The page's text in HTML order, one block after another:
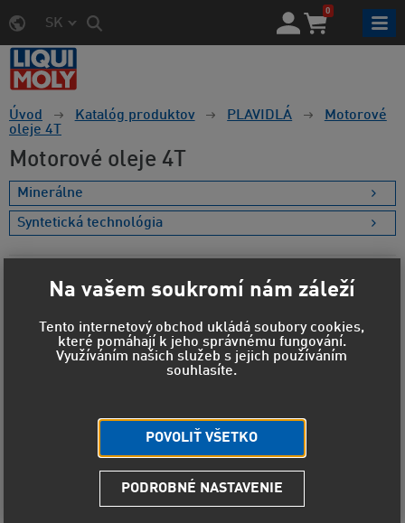
SK
0
Úvod Katalóg produktov PLAVIDLÁ
Motorové
oleje 4T
Motorové oleje 4T
Minerálne
Syntetická technológia
Materiál obalu
Zobraziť vybrané
Na vašem soukromí nám záleží
Tento internetový obchod ukládá soubory cookies,
které pomáhají k jeho správnému fungování.
Využíváním našich služeb s jejich používáním
souhlasíte.
POVOLIŤ VŠETKO
PODROBNÉ NASTAVENIE